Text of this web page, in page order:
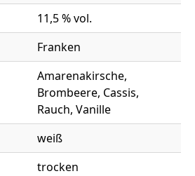
11,5 % vol.
Franken
Amarenakirsche,
Brombeere, Cassis,
Rauch, Vanille
weiß
trocken